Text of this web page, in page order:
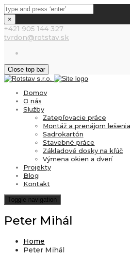
×
+421 905 144 327
tvrdon@rotstav.sk
Close top bar
Domov
O nás
Služby
Zatepľovacie práce
Montáž a prenájom lešenia
Sadrokartón
Stavebné práce
Základové dosky na kľúč
Výmena okien a dverí
Projekty
Blog
Kontakt
Toggle navigation
Peter Mihál
Home
Peter Mihál